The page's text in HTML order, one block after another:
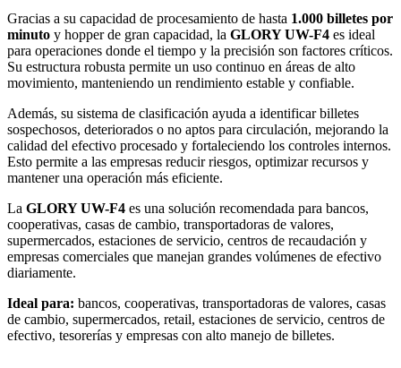
Gracias a su capacidad de procesamiento de hasta 1.000 billetes por
minuto y hopper de gran capacidad, la GLORY UW-F4 es ideal
para operaciones donde el tiempo y la precisión son factores críticos.
Su estructura robusta permite un uso continuo en áreas de alto
movimiento, manteniendo un rendimiento estable y confiable.
Además, su sistema de clasificación ayuda a identificar billetes
sospechosos, deteriorados o no aptos para circulación, mejorando la
calidad del efectivo procesado y fortaleciendo los controles internos.
Esto permite a las empresas reducir riesgos, optimizar recursos y
mantener una operación más eficiente.
La GLORY UW-F4 es una solución recomendada para bancos,
cooperativas, casas de cambio, transportadoras de valores,
supermercados, estaciones de servicio, centros de recaudación y
empresas comerciales que manejan grandes volúmenes de efectivo
diariamente.
Ideal para: bancos, cooperativas, transportadoras de valores, casas
de cambio, supermercados, retail, estaciones de servicio, centros de
efectivo, tesorerías y empresas con alto manejo de billetes.